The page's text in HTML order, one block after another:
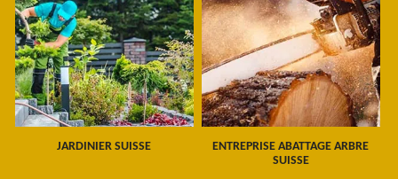
JARDINIER SUISSE
ENTREPRISE ABATTAGE ARBRE
SUISSE